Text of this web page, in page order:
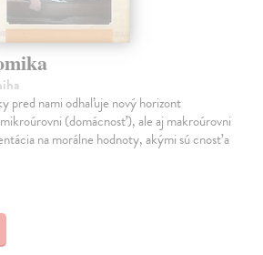
pred nami odhaľuje nový horizont
(domácnosť), ale aj makroúrovni
na morálne hodnoty, akými sú cnosť a